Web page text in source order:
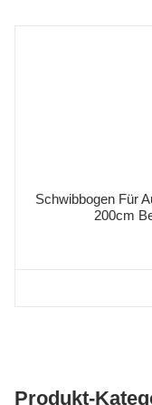
Schwibbogen Für
200cm
Produkt-